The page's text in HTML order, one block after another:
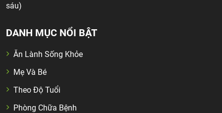
sáu)
DANH MỤC NỔI BẬT
Ăn Lành Sống Khỏe
Mẹ Và Bé
Theo Độ Tuổi
Phòng Chữa Bệnh